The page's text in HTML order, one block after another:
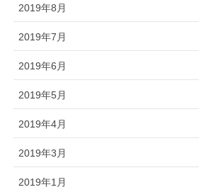
2019年8月
2019年7月
2019年6月
2019年5月
2019年4月
2019年3月
2019年1月